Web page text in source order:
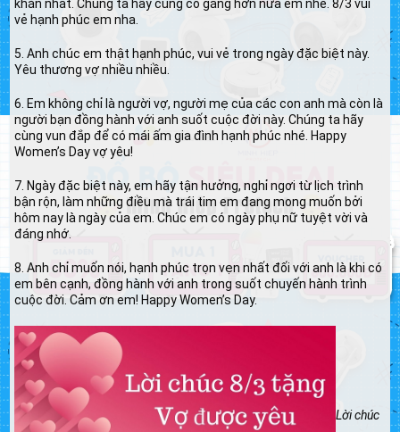
khăn nhất. Chúng ta hãy cùng cố gắng hơn nữa em nhé. 8/3 vui
vẻ hạnh phúc em nha.
5. Anh chúc em thật hạnh phúc, vui vẻ trong ngày đặc biệt này.
Yêu thương vợ nhiều nhiều.
6. Em không chỉ là người vợ, người mẹ của các con anh mà còn là
người bạn đồng hành với anh suốt cuộc đời này. Chúng ta hãy
cùng vun đắp để có mái ấm gia đình hạnh phúc nhé. Happy
Women’s Day vợ yêu!
7. Ngày đặc biệt này, em hãy tận hưởng, nghỉ ngơi từ lịch trình
bận rộn, làm những điều mà trái tim em đang mong muốn bởi
hôm nay là ngày của em. Chúc em có ngày phụ nữ tuyệt vời và
đáng nhớ.
8. Anh chỉ muốn nói, hạnh phúc trọn vẹn nhất đối với anh là khi có
em bên cạnh, đồng hành với anh trong suốt chuyến hành trình
cuộc đời. Cảm ơn em! Happy Women’s Day.
Lời chúc